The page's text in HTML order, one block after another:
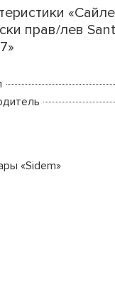
прав/лев
«Sidem»